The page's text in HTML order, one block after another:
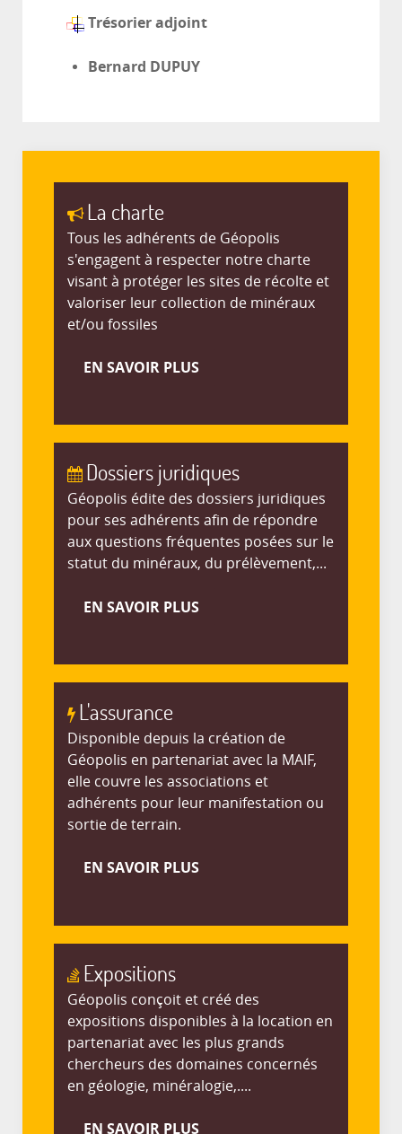
Trésorier adjoint
Bernard DUPUY
La charte
Tous les adhérents de Géopolis
s'engagent à respecter notre charte
visant à protéger les sites de récolte et
valoriser leur collection de minéraux
et/ou fossiles
EN SAVOIR PLUS
Dossiers juridiques
Géopolis édite des dossiers juridiques
pour ses adhérents afin de répondre
aux questions fréquentes posées sur le
statut du minéraux, du prélèvement,...
EN SAVOIR PLUS
L'assurance
Disponible depuis la création de
Géopolis en partenariat avec la MAIF,
elle couvre les associations et
adhérents pour leur manifestation ou
sortie de terrain.
EN SAVOIR PLUS
Expositions
Géopolis conçoit et créé des
expositions disponibles à la location en
partenariat avec les plus grands
chercheurs des domaines concernés
en géologie, minéralogie,....
EN SAVOIR PLUS